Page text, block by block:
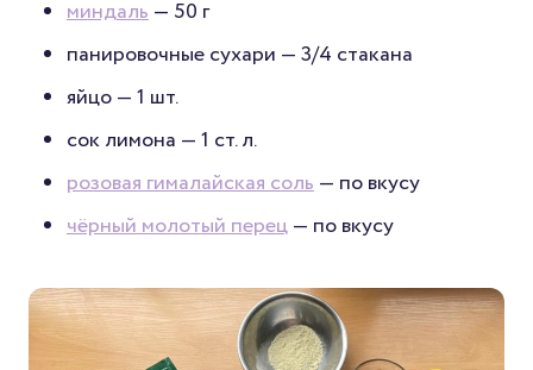
миндаль— 50 г
панировочные сухари — 3/4 стакана
яйцо — 1 шт.
сок лимона — 1 ст. л.
розовая гималайская соль— по вкусу
чёрный молотый перец— по вкусу